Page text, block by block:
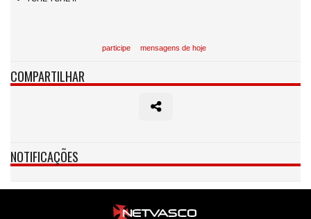
participe mensagens de hoje
COMPARTILHAR
NOTIFICAÇÕES